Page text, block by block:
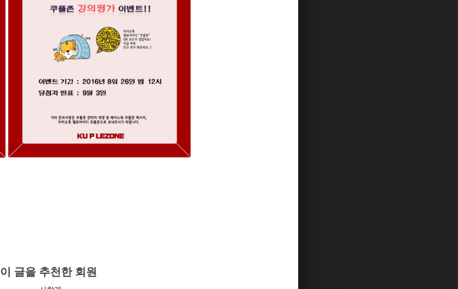
이 글을 추천한 회원